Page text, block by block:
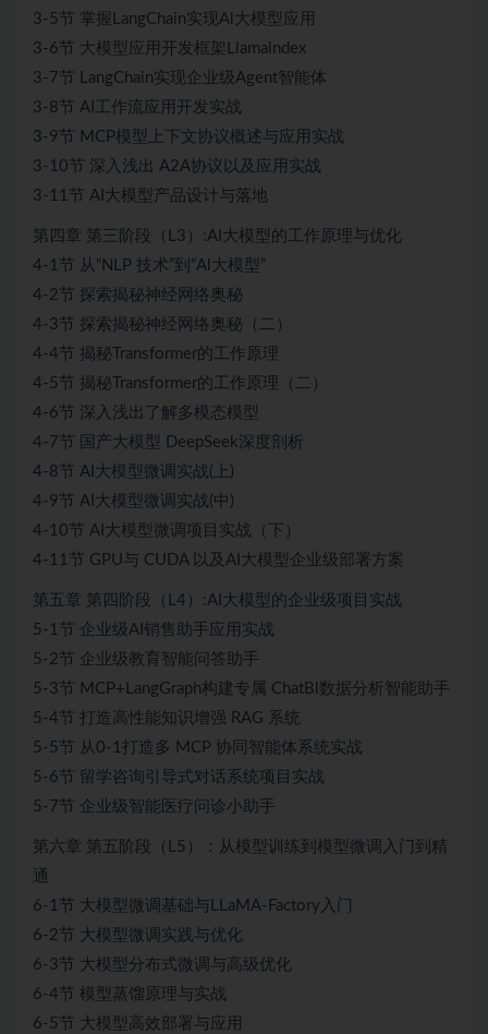
3-5节 掌握LangChain实现Al大模型应用
3-6节 大模型应用开发框架Llamalndex
3-7节 LangChain实现企业级Agent智能体
3-8节 AI工作流应用开发实战
3-9节 MCP模型上下文协议概述与应用实战
3-10节 深入浅出 A2A协议以及应用实战
3-11节 AI大模型产品设计与落地
第四章 第三阶段（L3）:AI大模型的工作原理与优化
4-1节 从“NLP 技术”到“Al大模型”
4-2节 探索揭秘神经网络奥秘
4-3节 探索揭秘神经网络奥秘（二）
4-4节 揭秘Transformer的工作原理
4-5节 揭秘Transformer的工作原理（二）
4-6节 深入浅出了解多模态模型
4-7节 国产大模型 DeepSeek深度剖析
4-8节 AI大模型微调实战(上)
4-9节 AI大模型微调实战(中)
4-10节 AI大模型微调项目实战（下）
4-11节 GPU与 CUDA 以及AI大模型企业级部署方案
第五章 第四阶段（L4）:AI大模型的企业级项目实战
5-1节 企业级AI销售助手应用实战
5-2节 企业级教育智能问答助手
5-3节 MCP+LangGraph构建专属 ChatBl数据分析智能助手
5-4节 打造高性能知识增强 RAG 系统
5-5节 从0-1打造多 MCP 协同智能体系统实战
5-6节 留学咨询引导式对话系统项目实战
5-7节 企业级智能医疗问诊小助手
第六章 第五阶段（L5）：从模型训练到模型微调入门到精
通
6-1节 大模型微调基础与LLaMA-Factory入门
6-2节 大模型微调实践与优化
6-3节 大模型分布式微调与高级优化
6-4节 模型蒸馏原理与实战
6-5节 大模型高效部署与应用